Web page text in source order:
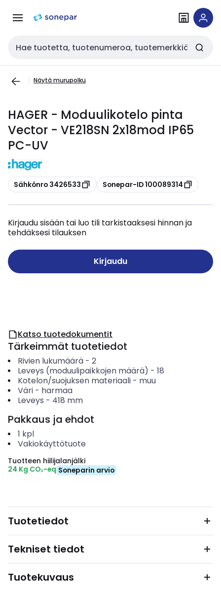
navigointiinsisältöön
Haku
Näytä murupolku
HAGER - Moduulikotelo pinta
Vector - VE218SN 2x18mod IP65
PC-UV
Kopioi
Sähkönro 3426533 Kopioi
Sonepar-ID 100089314
Kirjaudu sisään tai luo tili tarkistaaksesi hinnan ja
tehdäksesi tilauksen
Kirjaudu
Katso tuotedokumentit
Tärkeimmät tuotetiedot
Rivien lukumäärä- 2
Leveys (moduulipaikkojen määrä) - 18
Kotelon/suojuksen materiaali- muu
Väri- harmaa
Leveys - 418 mm
Pakkaus ja ehdot
1 kpl
Vakiokäyttötuote
Tuotteen hiilijalanjälki
24 Kg CO₂-eq Soneparin arvio
Tuotetiedot
Tekniset tiedot
Tuotekuvaus